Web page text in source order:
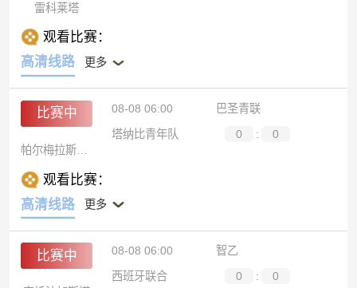
雷科莱塔
观看比赛：
高清线路
更多
比赛中 08-08 06:00
巴圣青联
塔纳比青年队
0 :
0
观看比赛：
高清线路
更多
比赛中 08-08 06:00
智乙
西班牙联合
0 :
0